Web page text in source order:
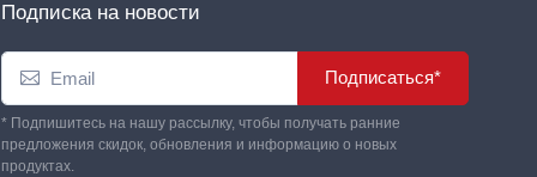
Подписка на новости
Подписаться*
* Подпишитесь на нашу рассылку, чтобы получать ранние
предложения скидок, обновления и информацию о новых
продуктах.